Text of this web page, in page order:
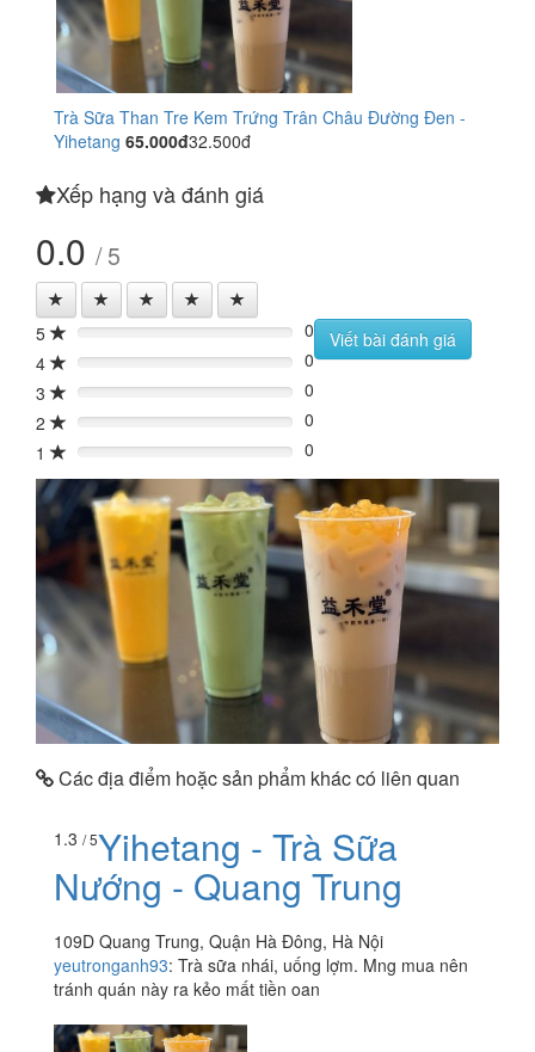
Trà Sữa Than Tre Kem Trứng Trân Châu Đường Đen -
Yihetang 65.000đ32.500đ
Xếp hạng và đánh giá
0.0 / 5
5 0%
0
4
0%
0
3
0%
0
2
0%
0
1
0% 0
Viết bài đánh giá
Các địa điểm hoặc sản phẩm khác có liên quan
1.3 / 5Yihetang - Trà Sữa
Nướng - Quang Trung
109D Quang Trung, Quận Hà Đông, Hà Nội
yeutronganh93: Trà sữa nhái, uống lợm. Mng mua nên
tránh quán này ra kẻo mất tiền oan